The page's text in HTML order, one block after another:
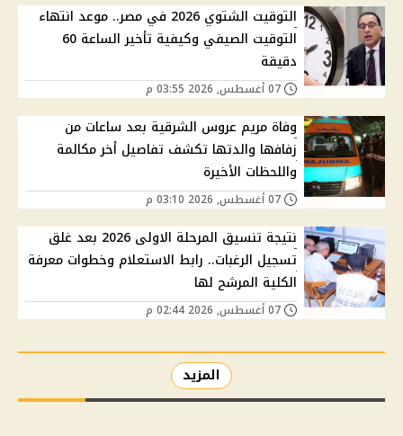
التوقيت الشتوي 2026 في مصر.. موعد انتهاء
التوقيت الصيفي وكيفية تأخير الساعة 60
دقيقة
وفاة مريم عروس الشرقية بعد ساعات من
زفافها والدتها تكشف تفاصيل أخر مكالمة
واللحظات الأخيرة
نتيجة تنسيق المرحلة الاولى 2026 بعد غلق
تسجيل الرغبات.. رابط الاستعلام وخطوات معرفة
الكلية المرشح لها
المزيد